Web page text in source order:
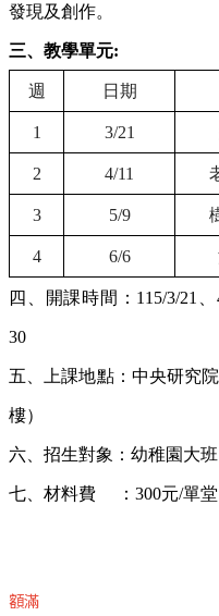
發現及創作。
三、教學單元:
週 日期
1 3/21
2 4/11
3 5/9
4 6/6
四、開課時間： 115/3/21
30
五、上課地點：中央研究
樓）
六、招生對象：幼稚園大班
七、材料費 ： 300元/單堂
額滿